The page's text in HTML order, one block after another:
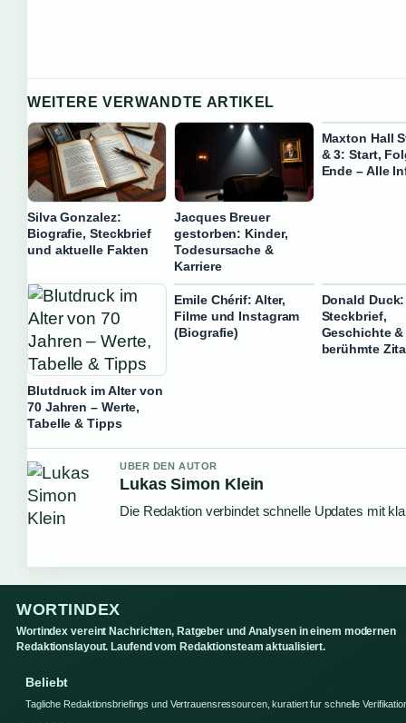
WEITERE VERWANDTE ARTIKEL
Silva Gonzalez:
Biografie, Steckbrief
und aktuelle Fakten
Jacques Breuer
gestorben: Kinder,
Todesursache &
Karriere
Maxton Hall
& 3: Start,
Ende – Alle
Blutdruck im Alter von
70 Jahren – Werte,
Tabelle & Tipps
Emile Chérif: Alter,
Filme und Instagram
(Biografie)
Donald Duck:
Steckbrief,
Geschichte &
berühmte
UBER DEN AUTOR
Lukas Simon Klein
Die Redaktion verbindet schnelle Updates mit
WORTINDEX
Wortindex vereint Nachrichten, Ratgeber und Analysen in einem modernen
Redaktionslayout. Laufend vom Redaktionsteam aktualisiert.
Beliebt
Tagliche Redaktionsbriefings und Vertrauensressourcen, kuratiert fur schnelle